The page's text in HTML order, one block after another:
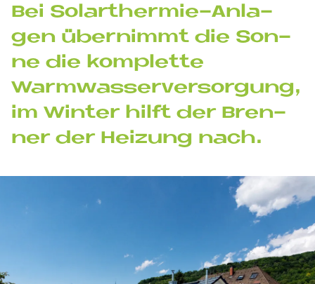
Bei So­lar­ther­mie-An­la­
gen über­nim­mt die Son­
ne die kom­plet­te
Warmwasser­versorgung,
im Win­ter hil­ft der Bren­
ner der Hei­zung nach.